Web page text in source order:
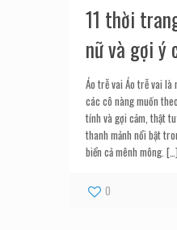
11 thời
nữ và gợi ý
Áo trễ vai Áo trễ vai là
các cô nàng muốn
tính và gợi cảm, thật
thanh mảnh nổi bật
biển cả mênh mông. […]
0